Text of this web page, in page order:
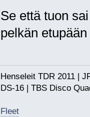
Se että tuon
pelkän
Henseleit TDR 2011 |
DS-16 | TBS Disco
Fleet